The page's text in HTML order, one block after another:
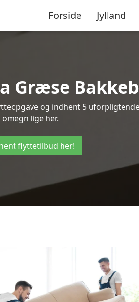
Forside Jylland
Græse
og indhent 5
omegn lige her.
flyttetilbud her!